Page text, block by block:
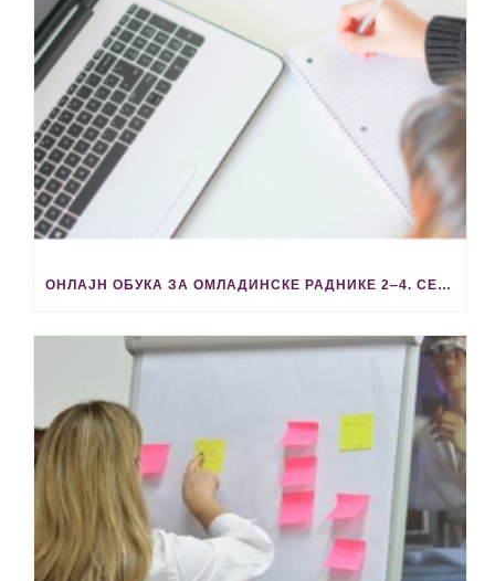
ОНЛАЈН ОБУКА ЗА ОМЛАДИНСКЕ РАДНИКЕ 2‒4. СЕПТЕМБРА 2026. ГОДИНЕ